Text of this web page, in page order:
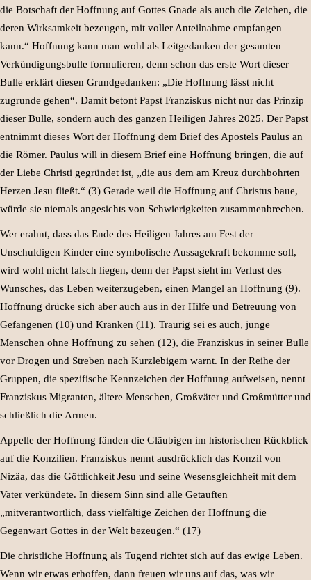
die Botschaft der Hoffnung auf Gottes Gnade als auch die Zeichen, die
deren Wirksamkeit bezeugen, mit voller Anteilnahme empfangen
kann.“ Hoffnung kann man wohl als Leitgedanken der gesamten
Verkündigungsbulle formulieren, denn schon das erste Wort dieser
Bulle erklärt diesen Grundgedanken: „Die Hoffnung lässt nicht
zugrunde gehen“. Damit betont Papst Franziskus nicht nur das Prinzip
dieser Bulle, sondern auch des ganzen Heiligen Jahres 2025. Der Papst
entnimmt dieses Wort der Hoffnung dem Brief des Apostels Paulus an
die Römer. Paulus will in diesem Brief eine Hoffnung bringen, die auf
der Liebe Christi gegründet ist, „die aus dem am Kreuz durchbohrten
Herzen Jesu fließt.“ (3) Gerade weil die Hoffnung auf Christus baue,
würde sie niemals angesichts von Schwierigkeiten zusammenbrechen.
Wer erahnt, dass das Ende des Heiligen Jahres am Fest der
Unschuldigen Kinder eine symbolische Aussagekraft bekomme soll,
wird wohl nicht falsch liegen, denn der Papst sieht im Verlust des
Wunsches, das Leben weiterzugeben, einen Mangel an Hoffnung (9).
Hoffnung drücke sich aber auch aus in der Hilfe und Betreuung von
Gefangenen (10) und Kranken (11). Traurig sei es auch, junge
Menschen ohne Hoffnung zu sehen (12), die Franziskus in seiner Bulle
vor Drogen und Streben nach Kurzlebigem warnt. In der Reihe der
Gruppen, die spezifische Kennzeichen der Hoffnung aufweisen, nennt
Franziskus Migranten, ältere Menschen, Großväter und Großmütter und
schließlich die Armen.
Appelle der Hoffnung fänden die Gläubigen im historischen Rückblick
auf die Konzilien. Franziskus nennt ausdrücklich das Konzil von
Nizäa, das die Göttlichkeit Jesu und seine Wesensgleichheit mit dem
Vater verkündete. In diesem Sinn sind alle Getauften
„mitverantwortlich, dass vielfältige Zeichen der Hoffnung die
Gegenwart Gottes in der Welt bezeugen.“ (17)
Die christliche Hoffnung als Tugend richtet sich auf das ewige Leben.
Wenn wir etwas erhoffen, dann freuen wir uns auf das, was wir